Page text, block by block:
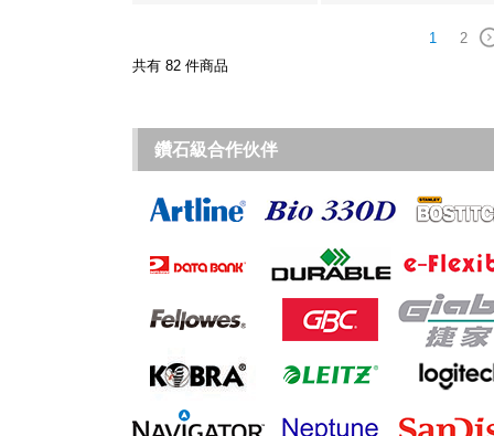
1
2
共有 82 件商品
鑽石級合作伙伴